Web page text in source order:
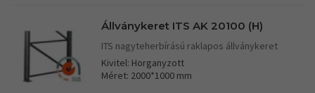
Állványkeret ITS AK 20100 (H)
ITS nagyteherbírású raklapos állványkeret
Kivitel: Horganyzott
Méret: 2000*1000 mm